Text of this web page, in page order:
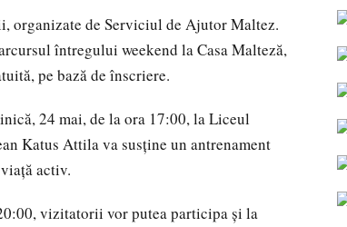
organizate de Serviciul de Ajutor Maltez.
întregului weekend la Casa Malteză,
pe bază de înscriere.
24 mai, de la ora 17:00, la Liceul
Katus Attila va susține un antrenament
activ.
vizitatorii vor putea participa și la